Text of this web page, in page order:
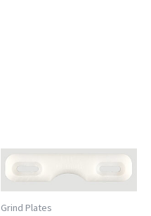
Grind Plates